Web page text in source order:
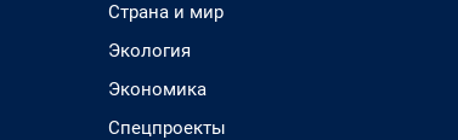
Страна и мир
Экология
Экономика
Спецпроекты